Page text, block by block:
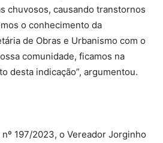
chuvosos, causando transtornos
o conhecimento da
de Obras e Urbanismo com o
comunidade, ficamos na
desta indicação”, argumentou.
197/2023, o Vereador Jorginho